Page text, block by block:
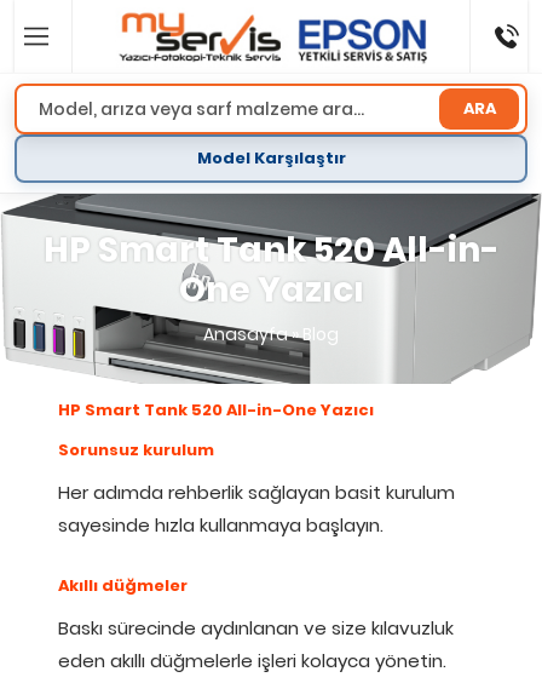
ARA
Model Karşılaştır
HP Smart Tank 520 All-in-
One Yazıcı
Anasayfa»Blog
HP Smart Tank 520 All-in-One Yazıcı
Sorunsuz kurulum
Her adımda rehberlik sağlayan basit kurulum
sayesinde hızla kullanmaya başlayın.
Akıllı düğmeler
Baskı sürecinde aydınlanan ve size kılavuzluk
eden akıllı düğmelerle işleri kolayca yönetin.